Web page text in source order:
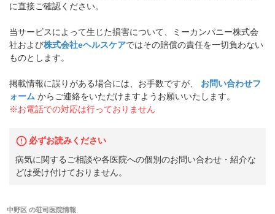
に直接ご確認ください。
当サービスによって生じた損害について、ミーカンパニー株式会
社および株式会社eヘルスケアではその賠償の責任を一切負わない
ものとします。
掲載情報に誤りがある場合には、お手数ですが、
お問い合わせフ
ォーム からご連絡をいただけますようお願いいたします。
※お電話での対応は行っておりません
必ずお読みください
病気に関するご相談や各医院への個別のお問い合わせ・紹介な
どは受け付けておりません。
中野区の荘司医院情報